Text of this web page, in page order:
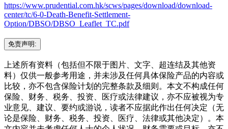
https://www.prudential.com.hk/scws/pages/download/download-
center/tc/6-0-Death-Benefit-Settlement-
Option/DBSO/DBSO_Leaflet_TC.pdf
免责声明:
上述所有资料（包括但不限于图片、文字、超连结及其他资
料）仅供一般参考用途，并未涉及任何具体保险产品的内容或
比较，亦不包含保险计划的完整条款及细则。本文不构成任何
保险、财务、税务、投资、医疗或法律建议，亦不应被视为专
业意见、建议、要约或游说，读者不应据此作出任何决定（无
论是保险、财务、税务、投资、医疗、法律或其他决定）。本